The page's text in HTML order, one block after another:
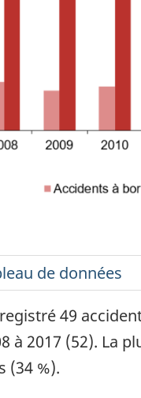
49
à 2017 (52). La
(34 %).